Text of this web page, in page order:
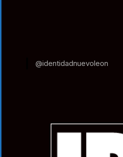
@identidadnuevoleon